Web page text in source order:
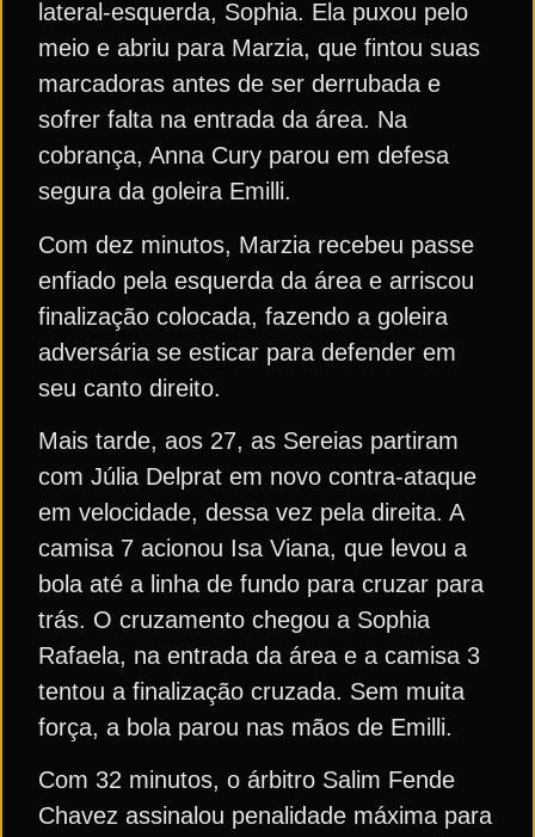
lateral-esquerda, Sophia. Ela puxou pelo
meio e abriu para Marzia, que fintou suas
marcadoras antes de ser derrubada e
sofrer falta na entrada da área. Na
cobrança, Anna Cury parou em defesa
segura da goleira Emilli.
Com dez minutos, Marzia recebeu passe
enfiado pela esquerda da área e arriscou
finalização colocada, fazendo a goleira
adversária se esticar para defender em
seu canto direito.
Mais tarde, aos 27, as Sereias partiram
com Júlia Delprat em novo contra-ataque
em velocidade, dessa vez pela direita. A
camisa 7 acionou Isa Viana, que levou a
bola até a linha de fundo para cruzar para
trás. O cruzamento chegou a Sophia
Rafaela, na entrada da área e a camisa 3
tentou a finalização cruzada. Sem muita
força, a bola parou nas mãos de Emilli.
Com 32 minutos, o árbitro Salim Fende
Chavez assinalou penalidade máxima para